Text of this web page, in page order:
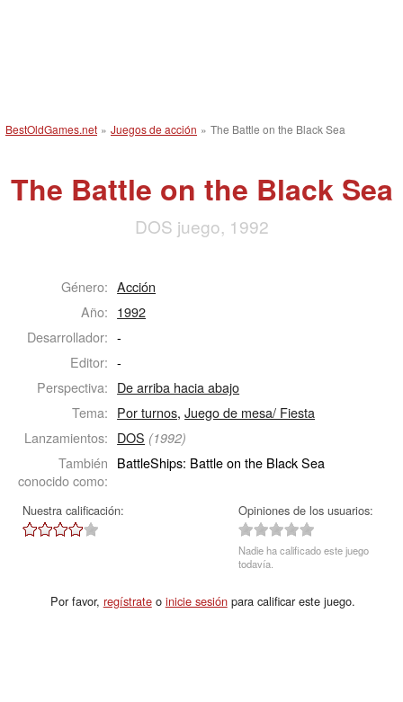
BestOldGames.net » Juegos de acción » The Battle on the Black Sea
The Battle on the Black Sea
DOS juego, 1992
Género: Acción
Año: 1992
Desarrollador: -
Editor: -
Perspectiva: De arriba hacia abajo
Tema: Por turnos,Juego de mesa/ Fiesta
Lanzamientos: DOS (1992)
También
conocido como:
BattleShips: Battle on the Black Sea
Nuestra calificación: Opiniones de los usuarios:
Nadie ha calificado este juego
todavía.
Por favor, regístrateo inicie sesiónpara calificar este juego.